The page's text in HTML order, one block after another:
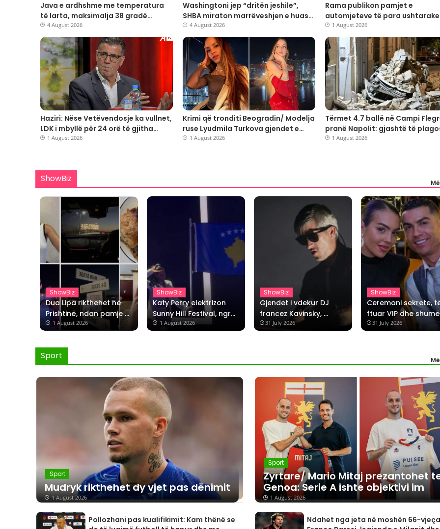
​Java e ardhshme me temperatura
të larta, maksimalja 38 gradë
Celsius
4 August 2026
Washingtoni jep “dritën jeshile”,
SHBA miraton marrëveshjen e huasë
prej 302 milionë dollarësh për
mbrojtjen shqiptare
4 August 2026
Rama publikon pamjet e
automjeteve të para ushtarake
“Made in Albania”
1 August 2026
Haziri: Nëse Vetëvendosje ka vullnet,
LDK i mbyllë për 24 orë të gjitha
çështjet
1 August 2026
Krimi që tronditi Beogradin/ Modelja
ruse Lyudmila Turkova gjendet e
vdekur në një valixhe, në pranga një
1 August 2026
Tërmet 4.7 ballë në Campi
pranë Napolit: gjashtë të
dëme në Pozzuoli
1 August 2026
ShowBiz
ShowBiz
Dua Lipa rikthehet në
Prishtinë, ndan pamje
me pite, speca e ajvar
1 August 2026
ShowBiz
Katy Perry elektrizon
Sunny Hill Festival, ngre
flamurin e Kosovës në
1 August 2026
ShowBiz
Gjendet i vdekur DJ
francez Kavinsky,
autori i hitit “Nightcall”!
31 July 2026
ShowBiz
Ceremoni sekrete,
ftuar VIP dhe shumë
mister, çfarë po
31 July 2026
Sport
Sport
Mudryk rikthehet dy vjet pas dënimit
1 August 2026
Sport
Zyrtare/ Mario Mitaj prezantohet
Genoa: Serie A ishte objektivi im
1 August 2026
Pollozhani pas kualifikimit: Kam thënë se
Ndahet nga jeta në moshën 66-